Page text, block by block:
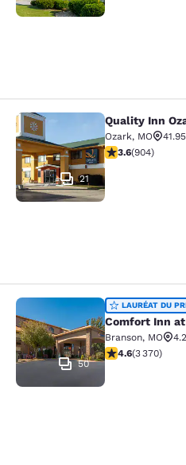
Quality Inn
21
Quality Inn
Ozark, MO
3.59 étoiles.
3.6(904)
Comfort Inn at
50
LAURÉAT DU
Comfort Inn
Branson, MO
4.58 étoiles.
4.6(3 370)